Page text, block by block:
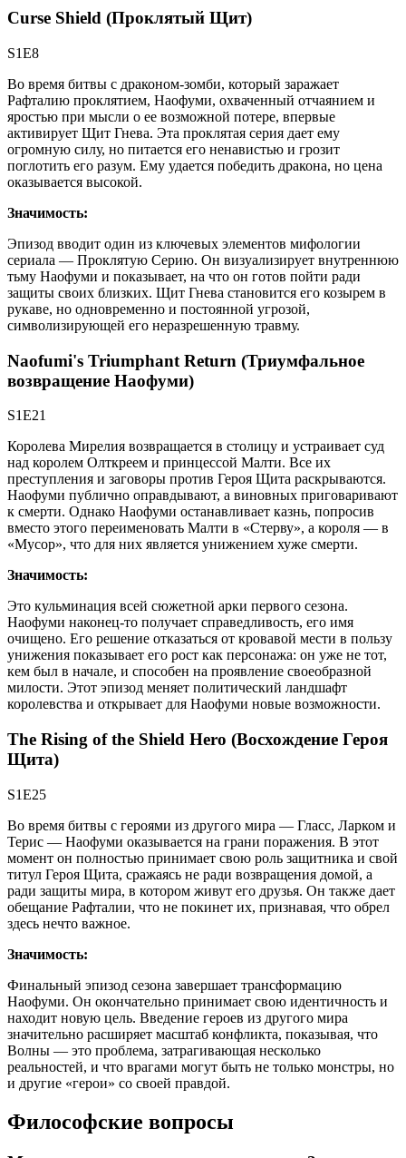
Curse Shield (Проклятый Щит)
S1E8
Во время битвы с драконом-зомби, который заражает
Рафталию проклятием, Наофуми, охваченный отчаянием и
яростью при мысли о ее возможной потере, впервые
активирует Щит Гнева. Эта проклятая серия дает ему
огромную силу, но питается его ненавистью и грозит
поглотить его разум. Ему удается победить дракона, но цена
оказывается высокой.
Значимость:
Эпизод вводит один из ключевых элементов мифологии
сериала — Проклятую Серию. Он визуализирует внутреннюю
тьму Наофуми и показывает, на что он готов пойти ради
защиты своих близких. Щит Гнева становится его козырем в
рукаве, но одновременно и постоянной угрозой,
символизирующей его неразрешенную травму.
Naofumi's Triumphant Return (Триумфальное
возвращение Наофуми)
S1E21
Королева Мирелия возвращается в столицу и устраивает суд
над королем Олткреем и принцессой Малти. Все их
преступления и заговоры против Героя Щита раскрываются.
Наофуми публично оправдывают, а виновных приговаривают
к смерти. Однако Наофуми останавливает казнь, попросив
вместо этого переименовать Малти в «Стерву», а короля — в
«Мусор», что для них является унижением хуже смерти.
Значимость:
Это кульминация всей сюжетной арки первого сезона.
Наофуми наконец-то получает справедливость, его имя
очищено. Его решение отказаться от кровавой мести в пользу
унижения показывает его рост как персонажа: он уже не тот,
кем был в начале, и способен на проявление своеобразной
милости. Этот эпизод меняет политический ландшафт
королевства и открывает для Наофуми новые возможности.
The Rising of the Shield Hero (Восхождение Героя
Щита)
S1E25
Во время битвы с героями из другого мира — Гласс, Ларком и
Терис — Наофуми оказывается на грани поражения. В этот
момент он полностью принимает свою роль защитника и свой
титул Героя Щита, сражаясь не ради возвращения домой, а
ради защиты мира, в котором живут его друзья. Он также дает
обещание Рафталии, что не покинет их, признавая, что обрел
здесь нечто важное.
Значимость:
Финальный эпизод сезона завершает трансформацию
Наофуми. Он окончательно принимает свою идентичность и
находит новую цель. Введение героев из другого мира
значительно расширяет масштаб конфликта, показывая, что
Волны — это проблема, затрагивающая несколько
реальностей, и что врагами могут быть не только монстры, но
и другие «герои» со своей правдой.
Философские вопросы